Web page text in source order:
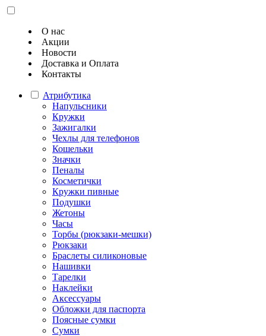
О нас
Акции
Новости
Доставка и Оплата
Контакты
Атрибутика
Напульсники
Кружки
Зажигалки
Чехлы для телефонов
Кошельки
Значки
Пеналы
Косметички
Кружки пивные
Подушки
Жетоны
Часы
Торбы (рюкзаки-мешки)
Рюкзаки
Браслеты силиконовые
Нашивки
Тарелки
Наклейки
Аксессуары
Обложки для паспорта
Поясные сумки
Сумки